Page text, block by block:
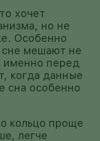
хочет
но не
Особенно
сне мешают не
именно перед
когда данные
сна особенно
кольцо проще
легче